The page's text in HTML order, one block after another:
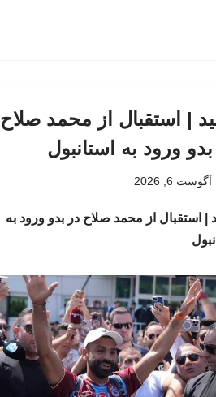
| استقبال از محمد صلاح
ورود به استانبول
آگوست 6, 2026
| استقبال از محمد صلاح در بدو ورود به